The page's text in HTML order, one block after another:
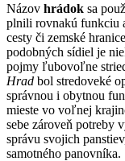
Názov hrádok sa
plnili rovnakú funkciu
cesty či zemské
podobných sídiel je
pojmy ľubovoľne
Hrad bol stredoveké
správnou i obytnou
mieste vo voľnej
sebe zároveň potreby
správu svojich
samotného panovníka.